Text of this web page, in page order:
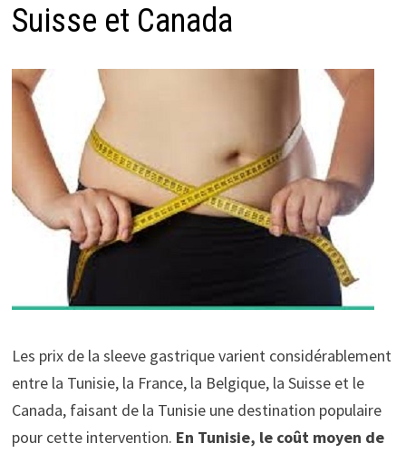
Suisse et Canada
Les prix de la sleeve gastrique varient considérablement
entre la Tunisie, la France, la Belgique, la Suisse et le
Canada, faisant de la Tunisie une destination populaire
pour cette intervention. En Tunisie, le coût moyen de